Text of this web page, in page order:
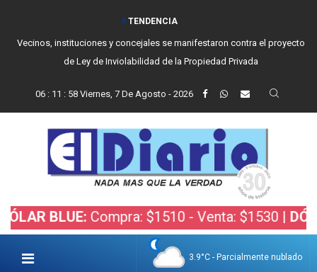
TENDENCIA
Vecinos, instituciones y concejales se manifestaron contra el proyecto
de Ley de Inviolabilidad de la Propiedad Privada
06: 11 : 59 Viernes, 7 De Agosto - 2026
BLUE:Compra: $1510 - Venta: $1530 |DÓLAR
3.9°C - Parcialmente nublado